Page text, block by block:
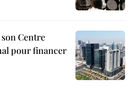
Centre
pour financer